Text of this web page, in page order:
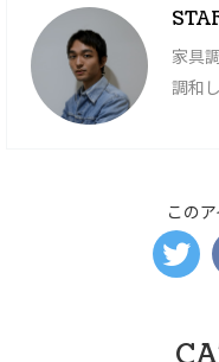
家具
調和
この